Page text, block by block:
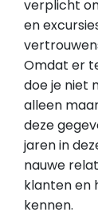
verplicht
en
Omdat er
doe je niet
alleen
deze
jaren in
nauwe
klanten en
kennen.